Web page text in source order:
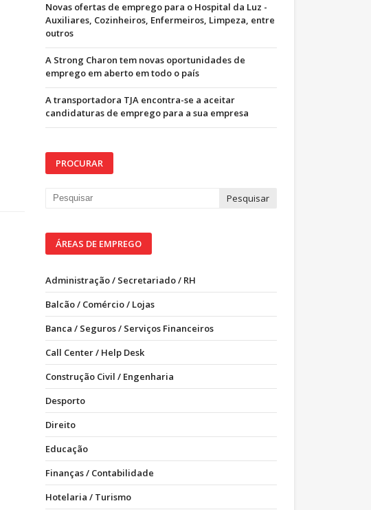
Novas ofertas de emprego para o Hospital da Luz -
Auxiliares, Cozinheiros, Enfermeiros, Limpeza, entre
outros
A Strong Charon tem novas oportunidades de
emprego em aberto em todo o país
A transportadora TJA encontra-se a aceitar
candidaturas de emprego para a sua empresa
PROCURAR
ÁREAS DE EMPREGO
Administração / Secretariado / RH
Balcão / Comércio / Lojas
Banca / Seguros / Serviços Financeiros
Call Center / Help Desk
Construção Civil / Engenharia
Desporto
Direito
Educação
Finanças / Contabilidade
Hotelaria / Turismo